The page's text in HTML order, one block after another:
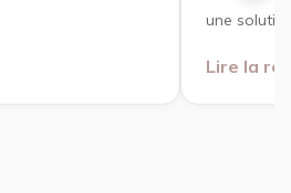
une
Lire la